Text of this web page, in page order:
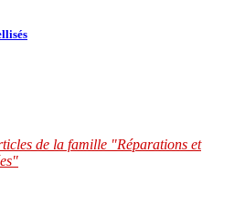
de la famille "Réparations et